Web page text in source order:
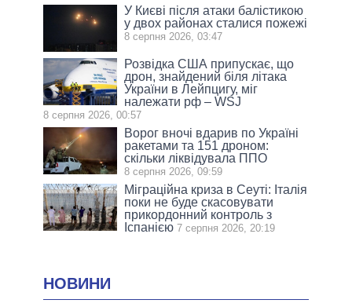
У Києві після атаки балістикою
у двох районах сталися пожежі
8 серпня 2026, 03:47
Розвідка США припускає, що
дрон, знайдений біля літака
України в Лейпцигу, міг
належати рф – WSJ
8 серпня 2026, 00:57
Ворог вночі вдарив по Україні
ракетами та 151 дроном:
скільки ліквідувала ППО
8 серпня 2026, 09:59
Міграційна криза в Сеуті: Італія
поки не буде скасовувати
прикордонний контроль з
Іспанією 7 серпня 2026, 20:19
НОВИНИ